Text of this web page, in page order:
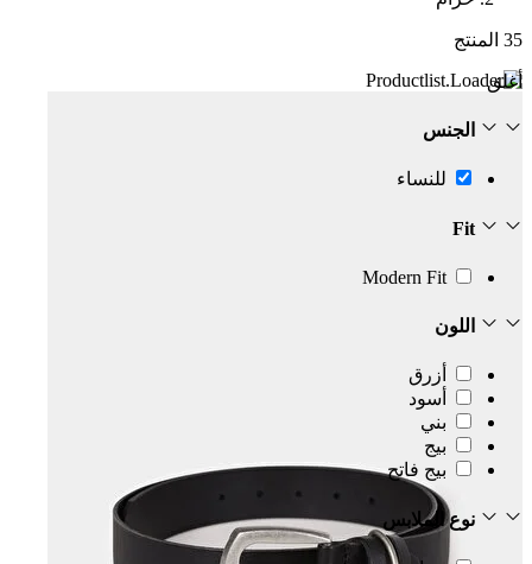
35 المنتج
أغلق
الجنس
للنساء
Fit
Modern Fit
اللون
أزرق
أسود
بني
بيج
بيج فاتح
نوع الملابس